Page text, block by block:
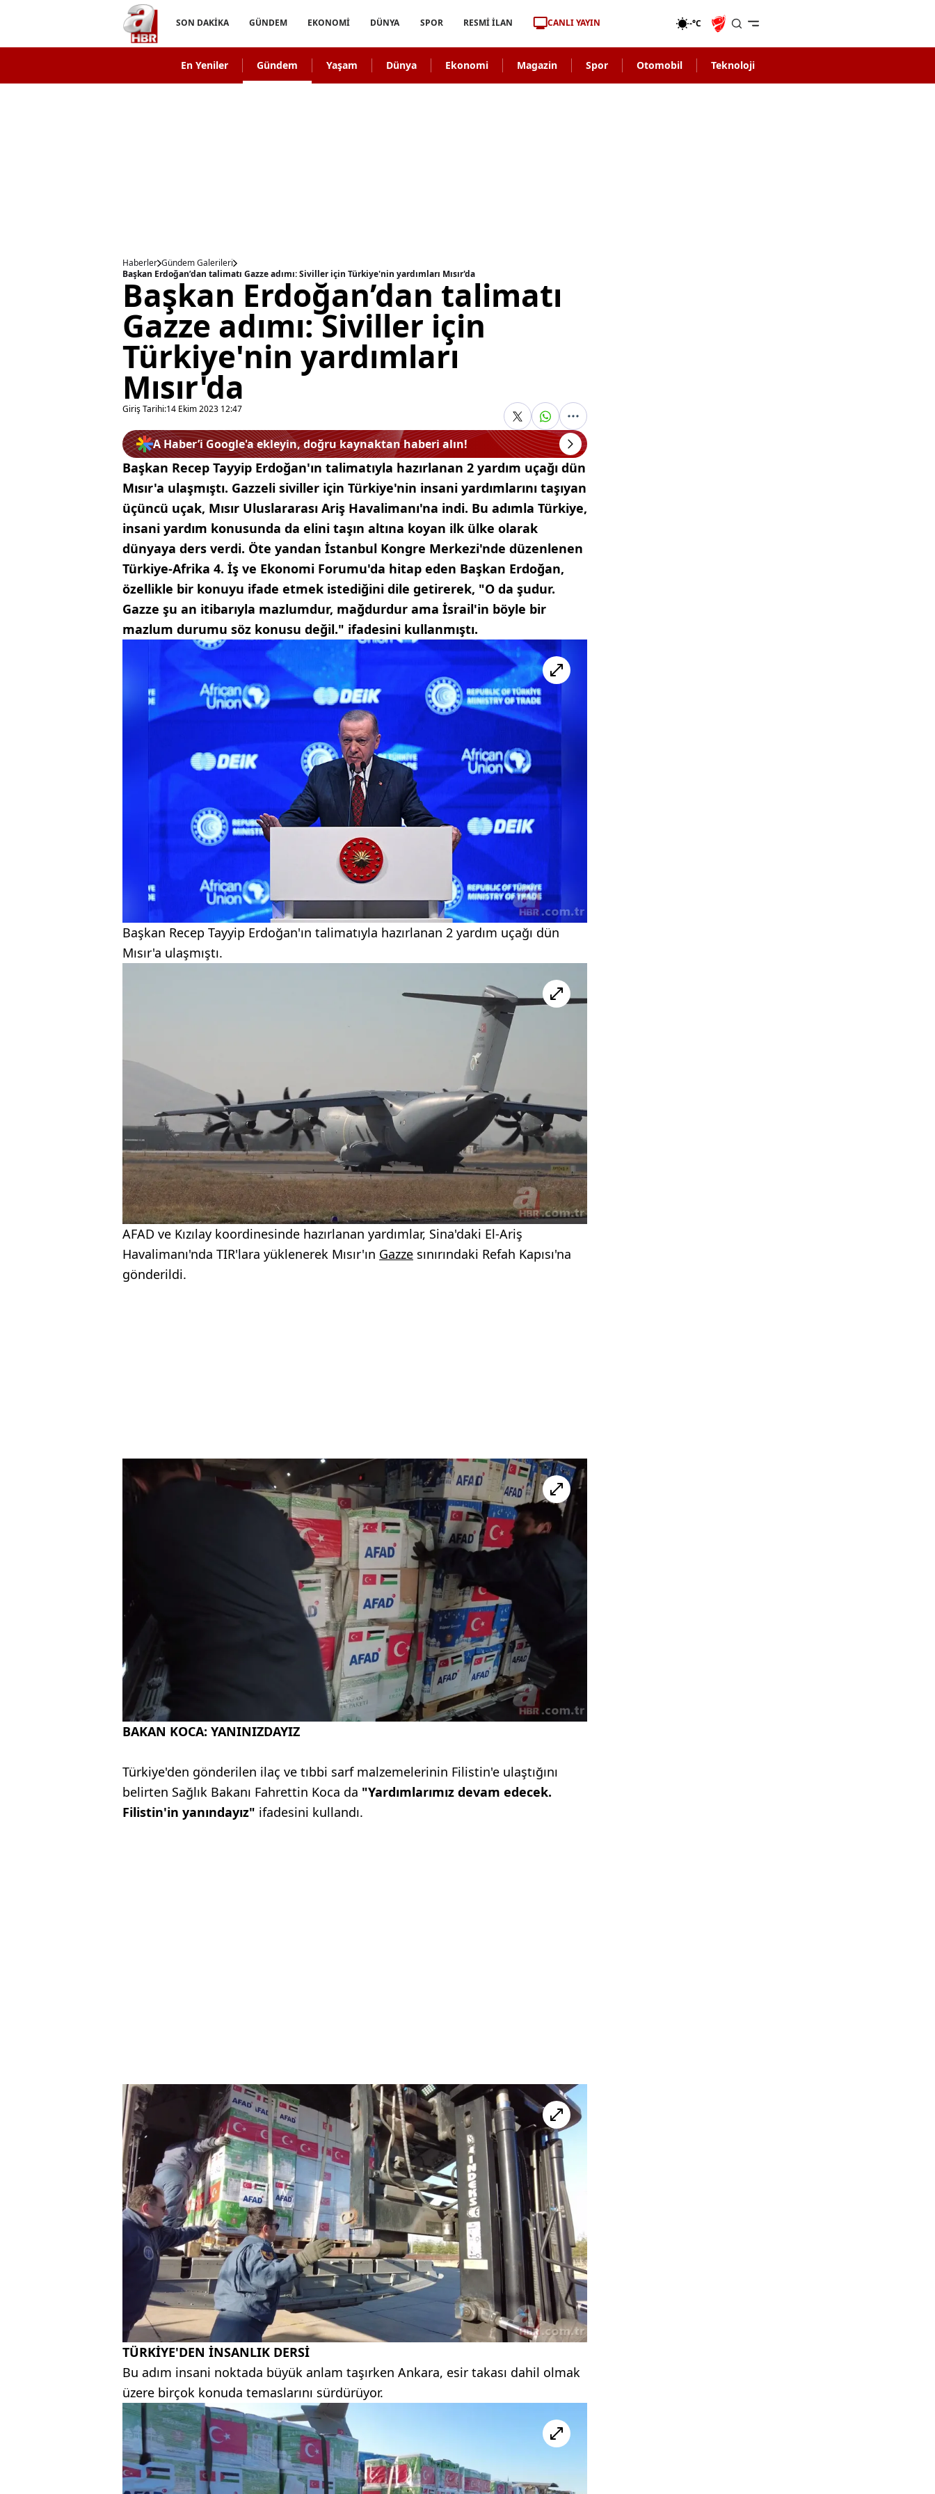
SON DAKİKA GÜNDEM EKONOMİ DÜNYA SPOR RESMİ İLAN CANLI YAYIN -°C
En Yeniler Gündem Yaşam Dünya Ekonomi Magazin Spor Otomobil Teknoloji
Haberler Gündem Galerileri
Başkan Erdoğan’dan talimatı Gazze adımı: Siviller için Türkiye'nin yardımları Mısır'da
Başkan Erdoğan’dan talimatı
Gazze adımı: Siviller için
Türkiye'nin yardımları
Mısır'da
Giriş Tarihi:14 Ekim 2023 12:47
A Haber’i Google'a ekleyin, doğru kaynaktan haberi alın!
Başkan Recep Tayyip Erdoğan'ın talimatıyla hazırlanan 2 yardım uçağı dün
Mısır'a ulaşmıştı. Gazzeli siviller için Türkiye'nin insani yardımlarını taşıyan
üçüncü uçak, Mısır Uluslararası Ariş Havalimanı'na indi. Bu adımla Türkiye,
insani yardım konusunda da elini taşın altına koyan ilk ülke olarak
dünyaya ders verdi. Öte yandan İstanbul Kongre Merkezi'nde düzenlenen
Türkiye-Afrika 4. İş ve Ekonomi Forumu'da hitap eden Başkan Erdoğan,
özellikle bir konuyu ifade etmek istediğini dile getirerek, "O da şudur.
Gazze şu an itibarıyla mazlumdur, mağdurdur ama İsrail'in böyle bir
mazlum durumu söz konusu değil." ifadesini kullanmıştı.
Başkan Recep Tayyip Erdoğan'ın talimatıyla hazırlanan 2 yardım uçağı dün
Mısır'a ulaşmıştı.
AFAD ve Kızılay koordinesinde hazırlanan yardımlar, Sina'daki El-Ariş
Havalimanı'nda TIR'lara yüklenerek Mısır'ın Gazze sınırındaki Refah Kapısı'na
gönderildi.
BAKAN KOCA: YANINIZDAYIZ
Türkiye'den gönderilen ilaç ve tıbbi sarf malzemelerinin Filistin'e ulaştığını
belirten Sağlık Bakanı Fahrettin Koca da "Yardımlarımız devam edecek.
Filistin'in yanındayız" ifadesini kullandı.
TÜRKİYE'DEN İNSANLIK DERSİ
Bu adım insani noktada büyük anlam taşırken Ankara, esir takası dahil olmak
üzere birçok konuda temaslarını sürdürüyor.